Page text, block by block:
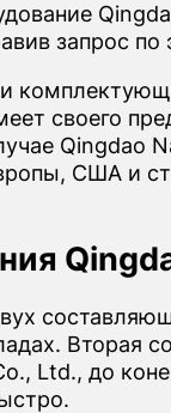
запрос по
своего
США и
Вторая
Ltd., до